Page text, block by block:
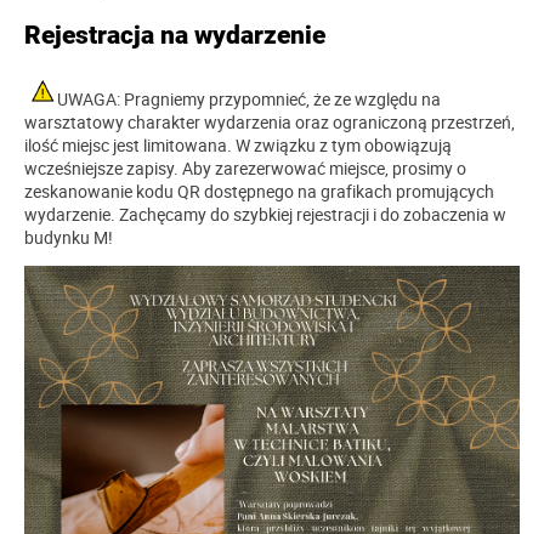
Rejestracja na wydarzenie
UWAGA: Pragniemy przypomnieć, że ze względu na
warsztatowy charakter wydarzenia oraz ograniczoną przestrzeń,
ilość miejsc jest limitowana. W związku z tym obowiązują
wcześniejsze zapisy. Aby zarezerwować miejsce, prosimy o
zeskanowanie kodu QR dostępnego na grafikach promujących
wydarzenie. Zachęcamy do szybkiej rejestracji i do zobaczenia w
budynku M!